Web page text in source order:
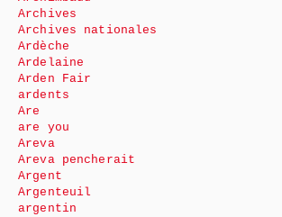
Archives
Archives nationales
Ardèche
Ardelaine
Arden Fair
ardents
Are
are you
Areva
Areva pencherait
Argent
Argenteuil
argentin